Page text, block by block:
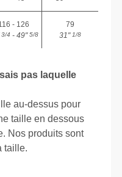
- 126
3/4 - 49"5/8
79
31"1/8
pas laquelle
au-dessus pour
taille en dessous
Nos produits sont
taille.